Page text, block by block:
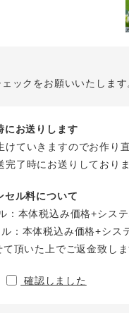
ックをお願いいたします
にお送りします
けていきますのでお作り
了時にお送りしておりま
セル料について
：本体税込み価格+シス
：本体税込み価格+シス
頂いた上でご返金致しま
確認しました